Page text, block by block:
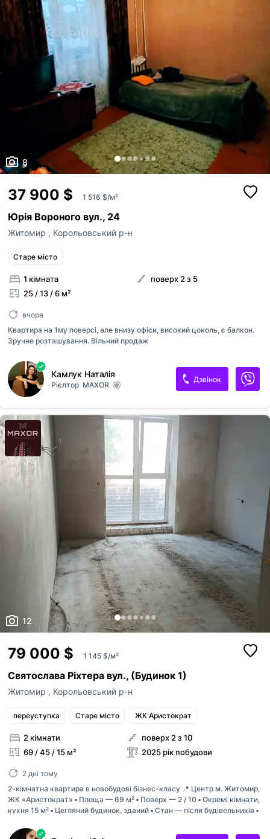
8
37 900 $ 1 516 $/м²
Юрія Вороного вул., 24
Житомир , Корольовський р-н
Старе місто
1 кімната
25 / 13 / 6 м²
поверх 2 з 5
вчора
Квартира на 1му поверсі, але внизу офіси, високий цоколь, є балкон.
Зручне розташування. Вільний продаж
Камлук Наталія
Рієлтор MAXOR
Дзвінок
12
79 000 $ 1 145 $/м²
Святослава Ріхтера вул., (Будинок 1)
Житомир , Корольовський р-н
переуступка Старе місто ЖК Аристократ
2 кімнати
69 / 45 / 15 м²
поверх 2 з 10
2025 рік побудови
2 дні тому
2-кімнатна квартира в новобудові бізнес-класу 📍 Центр м. Житомир,
ЖК «Аристократ» ▪️ Площа — 69 м² ▪️ Поверх — 2 / 10 ▪️ Окремі кімнати,
кухня 15 м² ▪️ Цегляний будинок, зданий ▪️ Стан — після будівельників ▪️
під себе у сучасному житловому комплексі в центрі міста. Чудове